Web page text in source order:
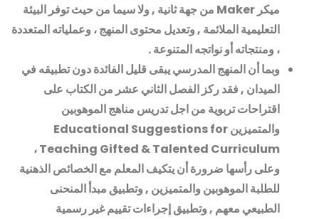
ميكر
من جهة ثانية , ولا سيما من حيث توفر البيئة
التعليمية الملائمة , وتعديل محتوى المنهج ، وعملياته المتعددة
، ومنتجاته أو نواتجه المتنوعة.
وبما أن المنهج المدرسي يبقى قليل الفائدة دون تطبيقه في
الميدان , فقد ركز الفصل الثاني عشر من الكتاب على
اقتراحات تربوية من اجل تدريس مناهج الموهوبين
والمتميزينEducational Suggestions for
Teaching Gifted & Talented Curriculum،
وعلى رأسها ضرورة أن يتكيف المعلم مع الخصائص الذهنية
للطلبة الموهوبين والمتميزين , وتطبيق مبدأ المنحنى
الطبيعي معهم , وتطبيق إجراءات تقييم غير رسمية